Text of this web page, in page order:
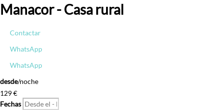
Manacor -Casa rural
Contactar
WhatsApp
WhatsApp
desde/noche
129€
Fechas